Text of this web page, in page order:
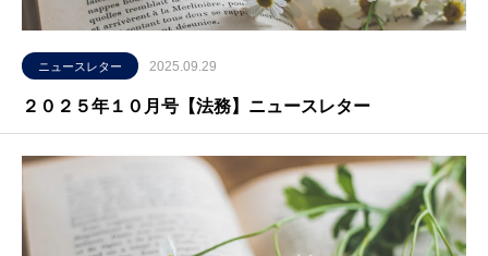
ニュースレター 2025.09.29
２０２５年１０月号【法務】ニュースレター